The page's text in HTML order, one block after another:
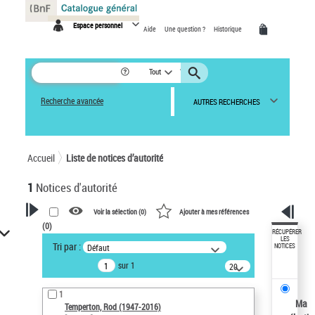
Espace personnel Aide Une question ? Historique
Tout
Recherche avancée AUTRES RECHERCHES
Accueil Liste de notices d’autorité
1 Notices d'autorité
VOTRE RECHERCHE
Recherche avancée dans les
notices d’autorité
Œuvres liées à l'auteur :
Temperton, Rod (1947-2016)
Voir la sélection (0) Ajouter à mes références
(0)
Tri par : Défaut
sur 1
20
résultats/page
1
Temperton, Rod (1947-2016)
RÉCUPÉRER
LES
NOTICES
Ma
Panneau de gestion des cookies